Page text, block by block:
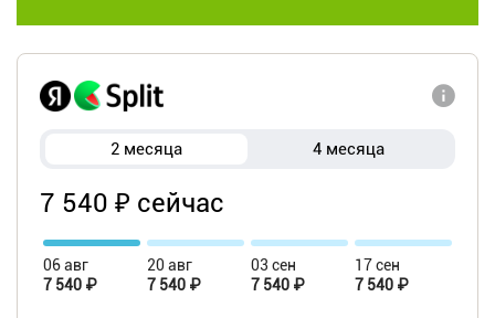
2 месяца 4 месяца
7 540 ₽ сейчас
06 авг
7 540 ₽
20 авг
7 540 ₽
03 сен
7 540 ₽
17 сен
7 540 ₽